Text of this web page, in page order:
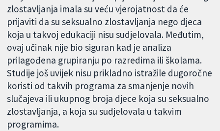
zlostavljanja imala su veću vjerojatnost da će
prijaviti da su seksualno zlostavljanja nego djeca
koja u takvoj edukaciji nisu sudjelovala. Međutim,
ovaj učinak nije bio siguran kad je analiza
prilagođena grupiranju po razredima ili školama.
Studije još uvijek nisu prikladno istražile dugoročne
koristi od takvih programa za smanjenje novih
slučajeva ili ukupnog broja djece koja su seksualno
zlostavljanja, a koja su sudjelovala u takvim
programima.